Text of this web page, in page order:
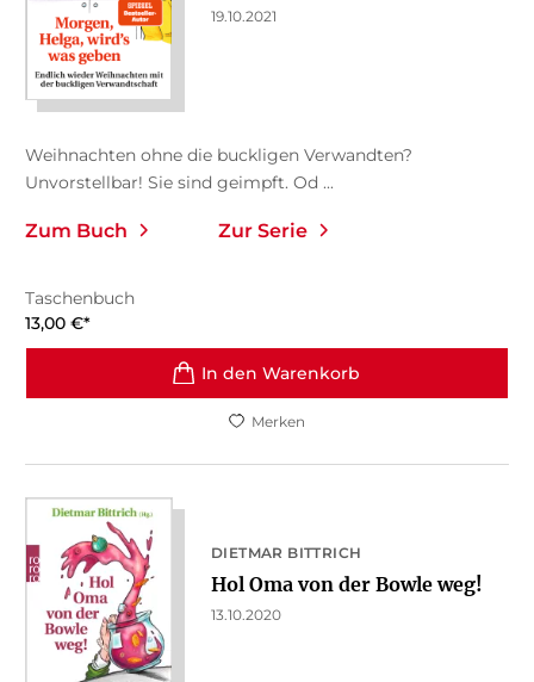
19.10.2021
Weihnachten ohne die buckligen Verwandten?
Unvorstellbar! Sie sind geimpft. Od ...
Zum Buch Zur Serie
Taschenbuch
13,00 €*
In den Warenkorb
Merken
DIETMAR BITTRICH
Hol Oma von der Bowle weg!
13.10.2020